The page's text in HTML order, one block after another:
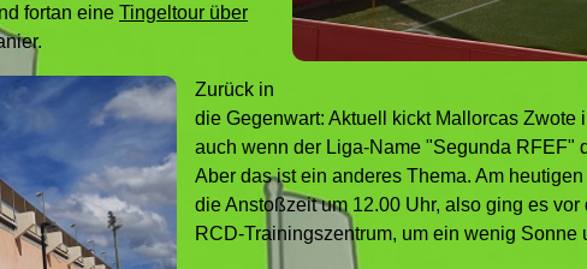
fortan eine Tingeltour über
Zurück in
die Gegenwart: Aktuell kickt Mallorcas Zwote
auch wenn der Liga-Name "Segunda RFEF"
Aber das ist ein anderes Thema. Am
die Anstoßzeit um 12.00 Uhr, also ging es
RCD-Trainingszentrum, um ein wenig